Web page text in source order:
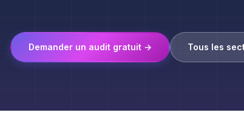
Demander un audit gratuit → Tous les